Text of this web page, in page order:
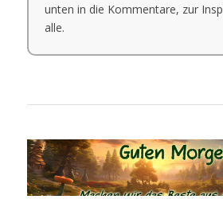
unten in die Kommentare, zur
alle.